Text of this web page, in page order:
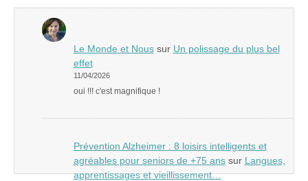
Le Monde et Noussur Un polissage du plus bel
effet
11/04/2026
oui !!! c'est magnifique !
Prévention Alzheimer : 8 loisirs intelligents et
agréables pour seniors de +75 anssur Langues,
apprentissages et vieillissement…